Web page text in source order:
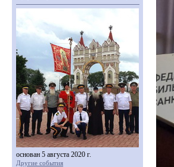
основан 5 августа 2020 г.
Другие события